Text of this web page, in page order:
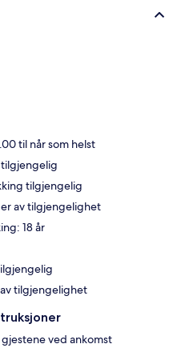
til når som helst
tilgjengelig
av tilgjengelighet
18 år
tilgjengelighet
ved ankomst